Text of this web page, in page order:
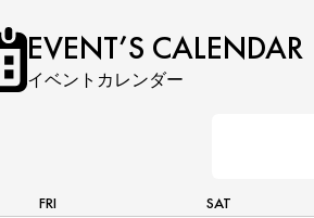
EVENT’S CALENDAR
イベントカレンダー
FRI SAT